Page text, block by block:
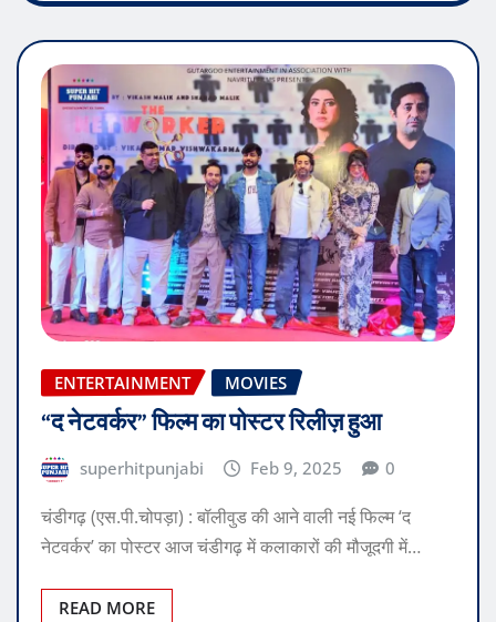
ENTERTAINMENT MOVIES
“द नेटवर्कर” फिल्म का पोस्टर रिलीज़ हुआ
superhitpunjabi Feb 9, 2025 0
चंडीगढ़ (एस.पी.चोपड़ा) : बॉलीवुड की आने वाली नई फिल्म ‘द
नेटवर्कर’ का पोस्टर आज चंडीगढ़ में कलाकारों की मौजूदगी में…
READ MORE